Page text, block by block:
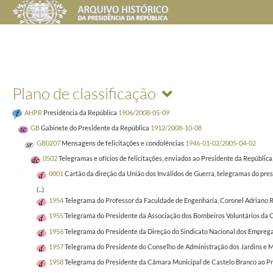
Plano de classificação
AHPR Presidência da República 1906/2008-05-09
GBGabinete do Presidente da República 1912/2008-10-08
GB0207 Mensagens de felicitações e condolências 1946-01-02/2005-04-02
0502Telegramas e ofícios de felicitações, enviados ao Presidente da República,
0001 Cartão da direção da União dos Inválidos de Guerra, telegramas do
(...)
1954Telegrama do Professor da Faculdade de Engenharia, Coronel Adriano
1955Telegrama do Presidente da Associação dos Bombeiros Voluntários
1956Telegrama do Presidente da Direção do Sindicato Nacional dos
1957Telegrama do Presidente do Conselho de Administração dos Jardins e
1958Telegrama do Presidente da Câmara Municipal de Castelo Branco ao